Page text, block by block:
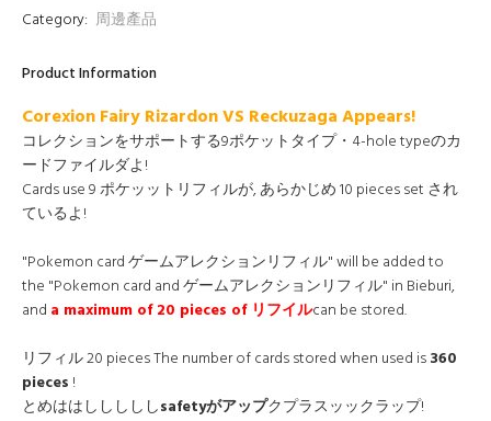
Category: 周邊產品
Product Information
Corexion Fairy Rizardon VS Reckuzaga Appears!
コレクションをサポートする9ポケットタイプ・4-hole typeのカ
ードファイルダよ!
Cards use 9 ポケッットリフィルが, あらかじめ 10 pieces set され
ているよ!
"Pokemon card ゲームアレクションリフィル" will be added to
the "Pokemon card and ゲームアレクションリフィル" in Bieburi,
and a maximum of 20 pieces of リフイルcan be stored.
リフィル 20 pieces The number of cards stored when used is360
pieces !
とめははしししししsafetyがアップクプラスッックラップ!